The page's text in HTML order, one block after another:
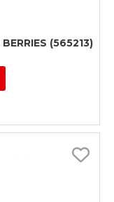
(565213)